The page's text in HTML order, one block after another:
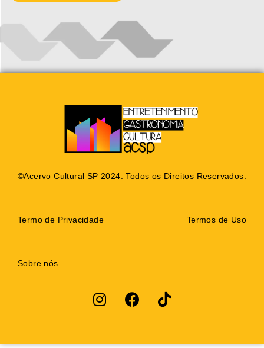
©Acervo Cultural SP 2024. Todos os Direitos Reservados.
Termo de Privacidade Termos de Uso
Sobre nós